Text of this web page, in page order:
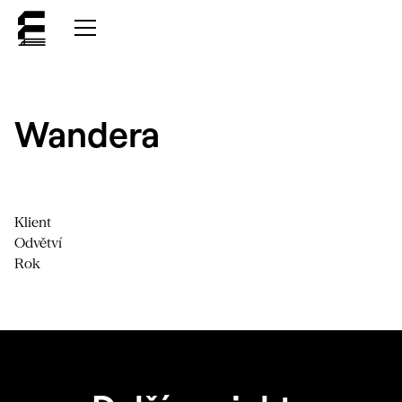
Wandera
Klient
Odvětví
Rok